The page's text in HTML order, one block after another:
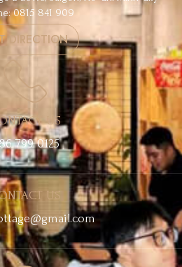
0815 841 909
DIRECTION
US
799 0125
US